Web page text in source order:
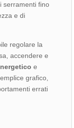
serramenti fino
e di
regolare la
accendere e
e
grafico,
errati